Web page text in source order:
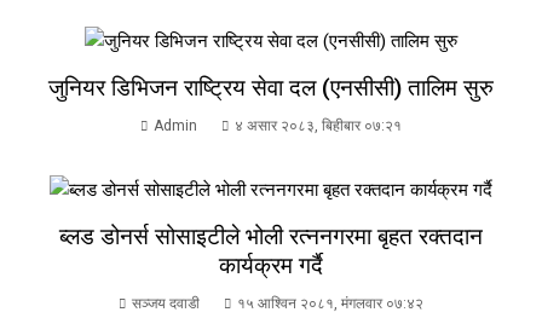
जुनियर डिभिजन राष्ट्रिय सेवा दल (एनसीसी) तालिम सुरु
Admin ४ असार २०८३, बिहीबार ०७:२१
ब्लड डोनर्स सोसाइटीले भोली रत्ननगरमा बृहत रक्तदान
कार्यक्रम गर्दै
सञ्जय दवाडी १५ आश्विन २०८१, मंगलवार ०७:४२